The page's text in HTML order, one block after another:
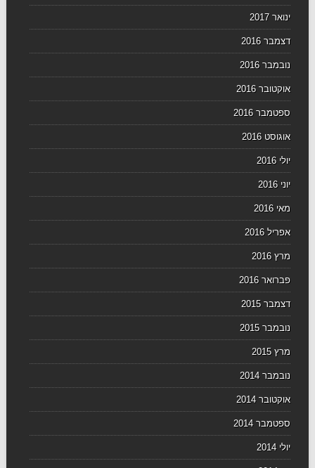
ינואר 2017
דצמבר 2016
נובמבר 2016
אוקטובר 2016
ספטמבר 2016
אוגוסט 2016
יולי 2016
יוני 2016
מאי 2016
אפריל 2016
מרץ 2016
פברואר 2016
דצמבר 2015
נובמבר 2015
מרץ 2015
נובמבר 2014
אוקטובר 2014
ספטמבר 2014
יולי 2014